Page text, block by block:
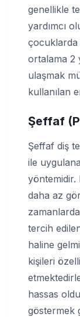
genellikle
yardımcı
çocuklarda
ortalama 2
ulaşmak
kullanılan
Şeffaf
Şeffaf diş
ile
yöntemidir.
daha az
tercih
haline
kişileri
hassas
göstermek